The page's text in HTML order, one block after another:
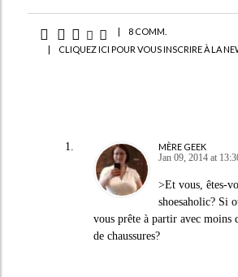
|
8 COMM.
|
CLIQUEZ ICI POUR VOUS INSCRIRE À LA
MÈRE GEEK
Jan 09, 2014 at
>Et vous, êtes-
shoesaholic? Si
vous prête à partir avec moins
de chaussures?